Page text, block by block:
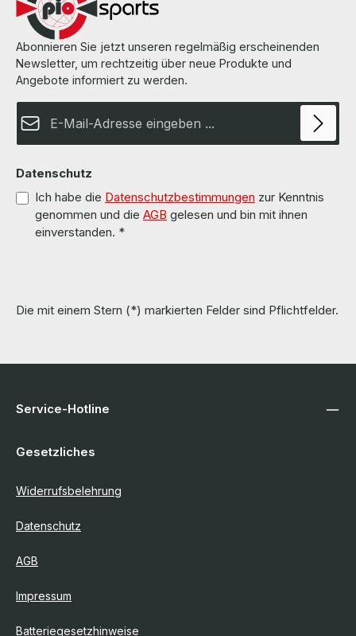
Abonnieren Sie jetzt unseren regelmäßig erscheinenden
Newsletter, um rechtzeitig über neue Produkte und
Angebote informiert zu werden.
Datenschutz
Ich habe die Datenschutzbestimmungen zur Kenntnis
genommen und die AGB gelesen und bin mit ihnen
einverstanden. *
Die mit einem Stern (*) markierten Felder sind Pflichtfelder.
Service-Hotline
Gesetzliches
Widerrufsbelehrung
Datenschutz
AGB
Impressum
Batteriegesetzhinweise